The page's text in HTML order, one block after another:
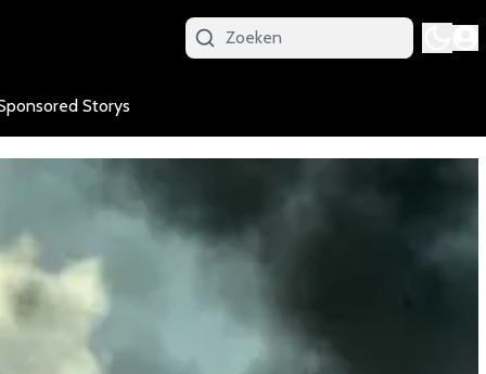
Storys